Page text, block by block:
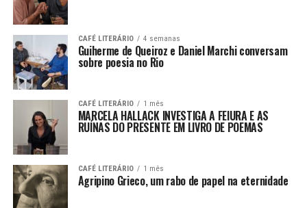
CAFÉ LITERÁRIO 4 semanas
Guiherme de Queiroz e Daniel Marchi conversam
sobre poesia no Rio
CAFÉ LITERÁRIO 1 mês
MARCELA HALLACK INVESTIGA A FEIURA E AS
RUÍNAS DO PRESENTE EM LIVRO DE POEMAS
CAFÉ LITERÁRIO 1 mês
Agripino Grieco, um rabo de papel na eternidade